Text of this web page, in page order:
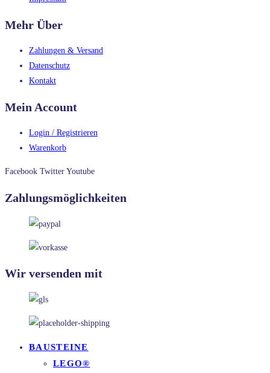
Mehr Über
Zahlungen & Versand
Datenschutz
Kontakt
Mein Account
Login / Registrieren
Warenkorb
Facebook Twitter Youtube
Zahlungsmöglichkeiten
Wir versenden mit
BAUSTEINE
LEGO®